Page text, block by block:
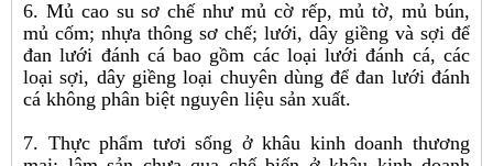
6. Mủ cao su sơ chế như mủ cờ rếp, mủ tờ, mủ bún,
mủ cốm; nhựa thông sơ chế; lưới, dây giềng và sợi để
đan lưới đánh cá bao gồm các loại lưới đánh cá, các
loại sợi, dây giềng loại chuyên dùng để đan lưới đánh
cá không phân biệt nguyên liệu sản xuất.
7. Thực phẩm tươi sống ở khâu kinh doanh thương